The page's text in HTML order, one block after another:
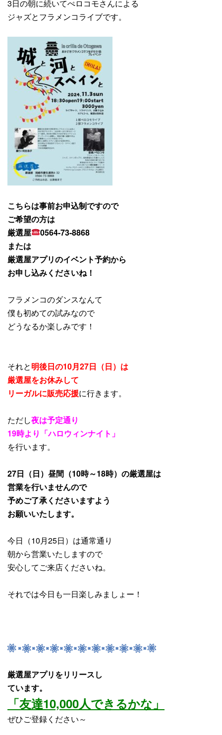
3日の朝に続いてぺロコモさんによる
ジャズとフラメンコライブです。
こちらは事前お申込制ですので
ご希望の方は
厳選屋
0564-73-8868
または
厳選屋アプリのイベント予約から
お申し込みくださいね！
フラメンコのダンスなんて
僕も初めての試みなので
どうなるか楽しみです！
それと明後日の10月27日（日）は
厳選屋をお休みして
リーガルに販売応援に行きます。
ただし夜は予定通り
19時より「ハロウィンナイト」
を行います。
27日（日）昼間（10時～18時）の厳選屋は
営業を行いませんので
予めご了承くださいますよう
お願いいたします。
今日（10月25日）は通常通り
朝から営業いたしますので
安心してご来店くださいね。
それでは今日も一日楽しみましょー！
厳選屋アプリをリリースし
ています。
「友達10,000人できるかな」
ぜひご登録ください～